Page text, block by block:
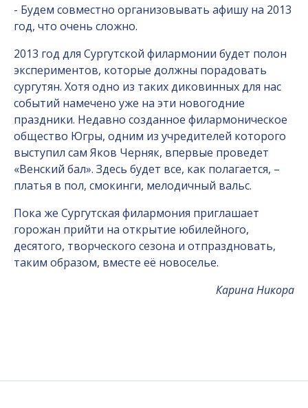
- Будем совместно организовывать афишу на 2013
год, что очень сложно.
2013 год для Сургутской филармонии будет полон
экспериментов, которые должны порадовать
сургутян. Хотя одно из таких диковинных для нас
событий намечено уже на эти новогодние
праздники. Недавно созданное филармоническое
общество Югры, одним из учредителей которого
выступил сам Яков Черняк, впервые проведет
«Венский бал». Здесь будет все, как полагается, –
платья в пол, смокинги, мелодичный вальс.
Пока же Сургутская филармония приглашает
горожан прийти на открытие юбилейного,
десятого, творческого сезона и отпраздновать,
таким образом, вместе её новоселье.
Карина Никора